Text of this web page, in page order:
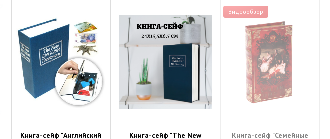
Книга-сейф "Английский
Книга-сейф "The New
Видеообзор
Книга-сейф "Семейные